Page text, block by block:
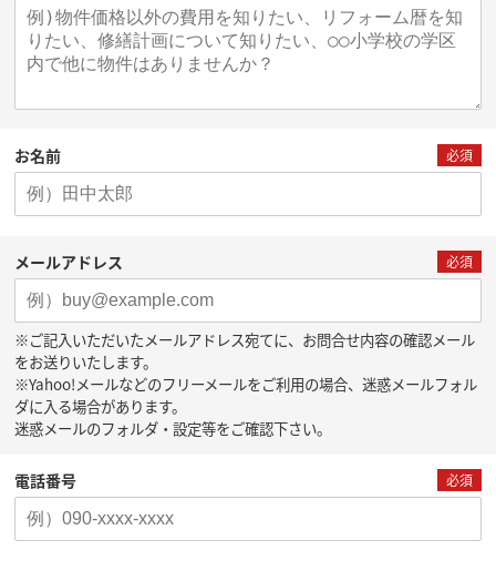
お名前 必須
メールアドレス 必須
※ご記入いただいたメールアドレス宛てに、お問合せ内容の確認メール
をお送りいたします。
※Yahoo!メールなどのフリーメールをご利用の場合、迷惑メールフォル
ダに入る場合があります。
迷惑メールのフォルダ・設定等をご確認下さい。
電話番号 必須